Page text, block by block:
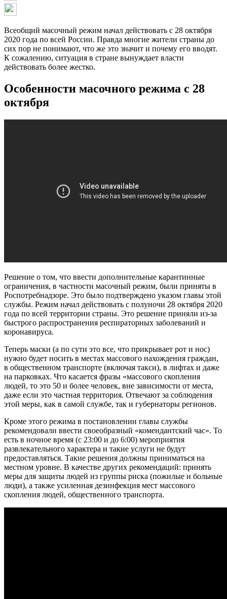
Всеобщий масочный режим начал действовать с 28 октября
2020 года по всей России. Правда многие жители страны до
сих пор не понимают, что же это значит и почему его вводят.
К сожалению, ситуация в стране вынуждает власти
действовать более жестко.
Особенности масочного режима с 28
октября
Решение о том, что ввести дополнительные карантинные
ограничения, в частности масочный режим, были приняты в
Роспотребнадзоре. Это было подтверждено указом главы этой
службы. Режим начал действовать с полуночи 28 октября 2020
года по всей территории страны. Это решение приняли из-за
быстрого распространения респираторных заболеваний и
коронавируса.
Теперь маски (а по сути это все, что прикрывает рот и нос)
нужно будет носить в местах массового нахождения граждан,
в общественном транспорте (включая такси), в лифтах и даже
на парковках. Что касается фразы «массового скопления
людей, то это 50 и более человек, вне зависимости от места,
даже если это частная территория. Отвечают за соблюдения
этой меры, как в самой службе, так и губернаторы регионов.
Кроме этого режима в постановлении главы службы
рекомендовали ввести своеобразный «комендантский час». То
есть в ночное время (с 23:00 и до 6:00) мероприятия
развлекательного характера и такие услуги не будут
предоставляться. Такие решения должны приниматься на
местном уровне. В качестве других рекомендаций: принять
меры для защиты людей из группы риска (пожилые и больные
люди), а также усиленная дезинфекция мест массового
скопления людей, общественного транспорта.